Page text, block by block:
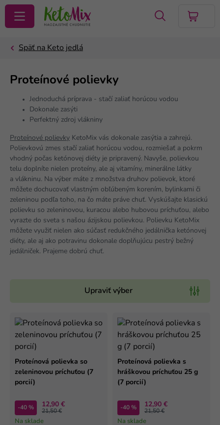
VYHĽADAŤ
Proteínové polievky
Jednoduchá príprava - stačí zaliať horúcou vodou
Dokonale zasýti
Perfektný zdroj vlákniny
Proteínové polievky KetoMix vás dokonale zasýtia a zahrejú.
Polievkovú zmes stačí zaliať horúcou vodou, rozmiešať a pokrm
vhodný počas ketónovej diéty je pripravený. Navyše, polievkou
telu doplníte nielen proteíny, ale aj vitamíny, minerálne látky
a vlákninu. Na výber máte z množstva druhov polievok, ktoré
môžete dochucovať vlastným obľúbeným korením, bylinkami či
zeleninou podľa toho, na čo máte práve chuť. Vyskúšajte klasickú
polievku so zeleninovou, kuracou alebo hubovou príchuťou, alebo
vyrazte do sveta s našou ázijskou polievkou. Polievku KetoMix
môžete využiť nielen ako súčasť redukčného jedálnička ketónovej
diéty, ale aj ako potravinu dokonale doplňujúcu pestrý bežný
jedálniček. Prajeme dobrú chuť.
Upraviť výber
Proteínová polievka so
zeleninovou príchuťou (7
porcií)
-40 % 12,90 €
21,50 €
Na sklade
Proteínová polievka s
hráškovou príchuťou 25 g
(7 porcií)
-40 % 12,90 €
21,50 €
Na sklade